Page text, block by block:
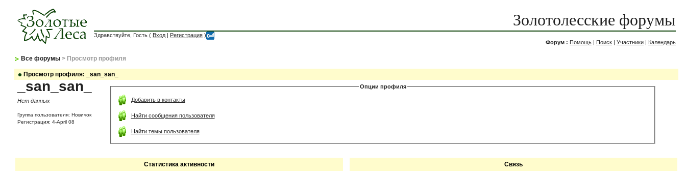
Золотолесские форумы
Здравствуйте, Гость ( Вход | Регистрация )
Форум : Помощь | Поиск | Участники | Календарь
Все форумы > Просмотр профиля
Просмотр профиля: _san_san_
_san_san_
Нет данных
Группа пользователя: Новичок
Регистрация: 4-April 08
Опции профиля
Добавить в контакты
Найти сообщения пользователя
Найти темы пользователя
Статистика активности Связь